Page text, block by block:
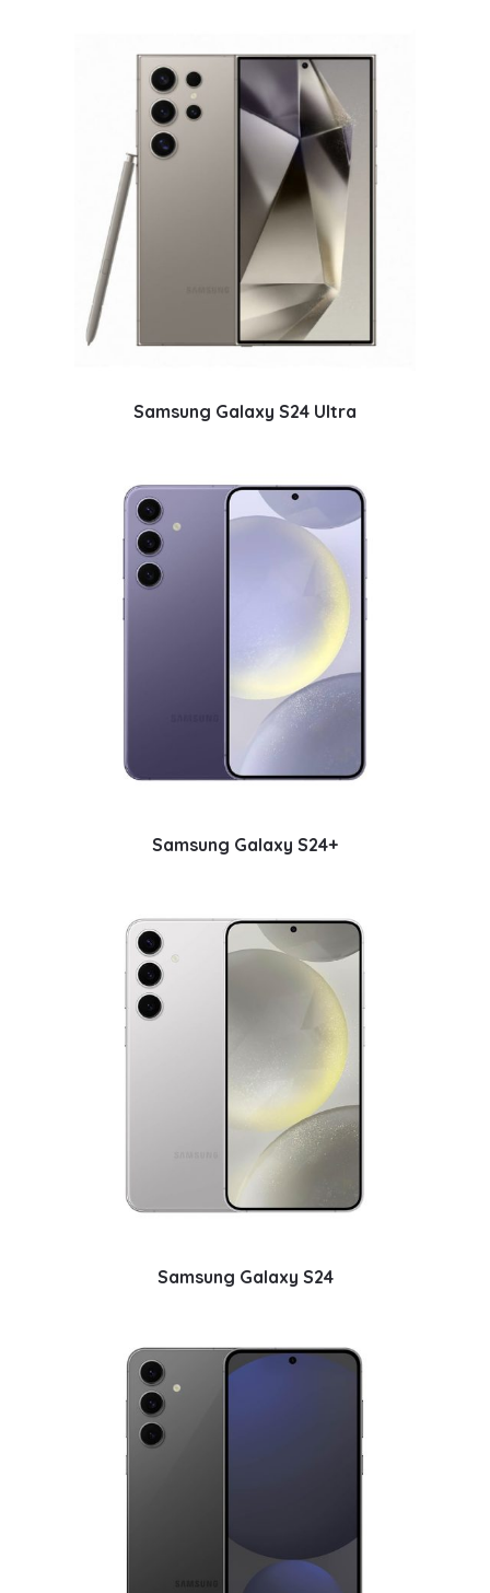
Samsung Galaxy S24 Ultra
Samsung Galaxy S24+
Samsung Galaxy S24